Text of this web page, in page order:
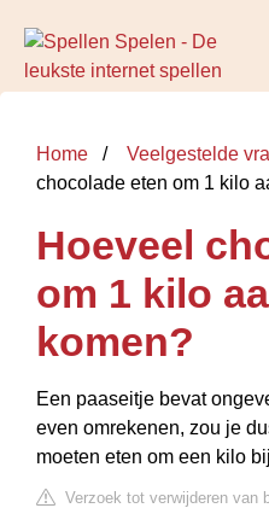
Home Veelgestelde
chocolade eten om 1 kilo
Hoeveel
om 1 kilo
komen?
Een paaseitje bevat
even omrekenen, zou je
moeten eten om een kilo
Verzoek tot verwijderen van